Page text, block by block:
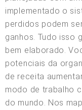
implementado o
perdidos podem
ganhos. Tudo isso
bem elaborado.
potenciais da
de receita
modo de trabalho
do mundo. Nos